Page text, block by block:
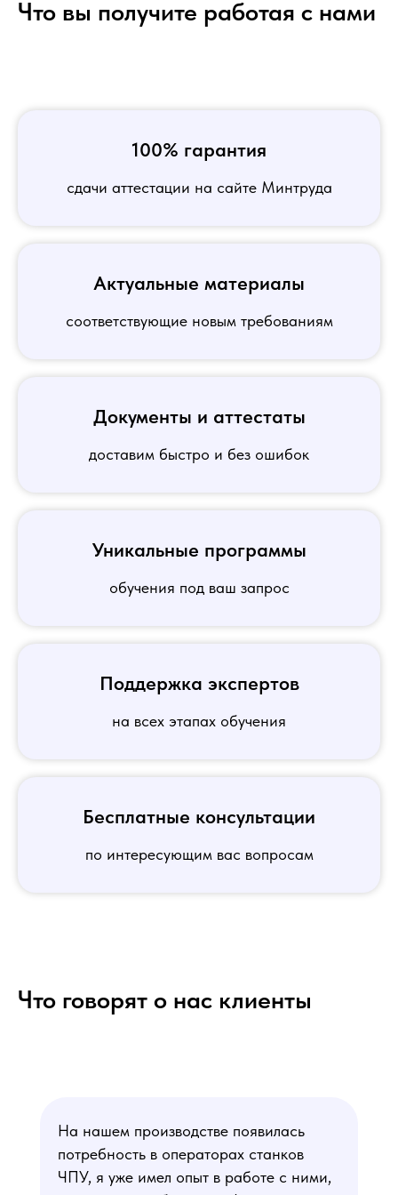
Что вы получите работая с нами
100% гарантия
сдачи аттестации на сайте Минтруда
Актуальные материалы
соответствующие новым требованиям
Документы и аттестаты
доставим быстро и без ошибок
Уникальные программы
обучения под ваш запрос
Поддержка экспертов
на всех этапах обучения
Бесплатные консультации
по интересующим вас вопросам
Что говорят о нас клиенты
На нашем производстве появилась
потребность в операторах станков
ЧПУ, я уже имел опыт в работе с ними,